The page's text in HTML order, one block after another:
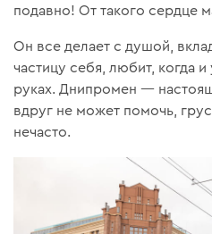
подавно! От такого сердце
Он все делает с душой,
частицу себя, любит, когда
руках. Днипромен —
вдруг не может помочь,
нечасто.